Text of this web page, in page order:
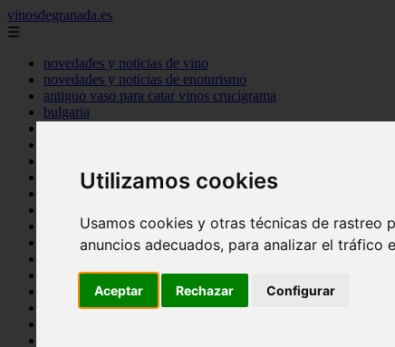
Utilizamos cookies
Usamos cookies y otras técnicas de rastreo
anuncios adecuados, para analizar el tráfico
Aceptar Rechazar Configurar
vinosdegranada.es
☰
novedades y noticias de vino
novedades y noticias de enoturismo
antiguo vaso para catar vinos crucigrama
bulgaria
Córdoba - córdoba
Barcelona - barcelona
Ciudad-real - montiel
Santa-cruz-de-tenerife - guía-de-isora
La-rioja - casalarreina
Almería - roquetas-de-mar
Madrid - pozuelo-de-alarcón